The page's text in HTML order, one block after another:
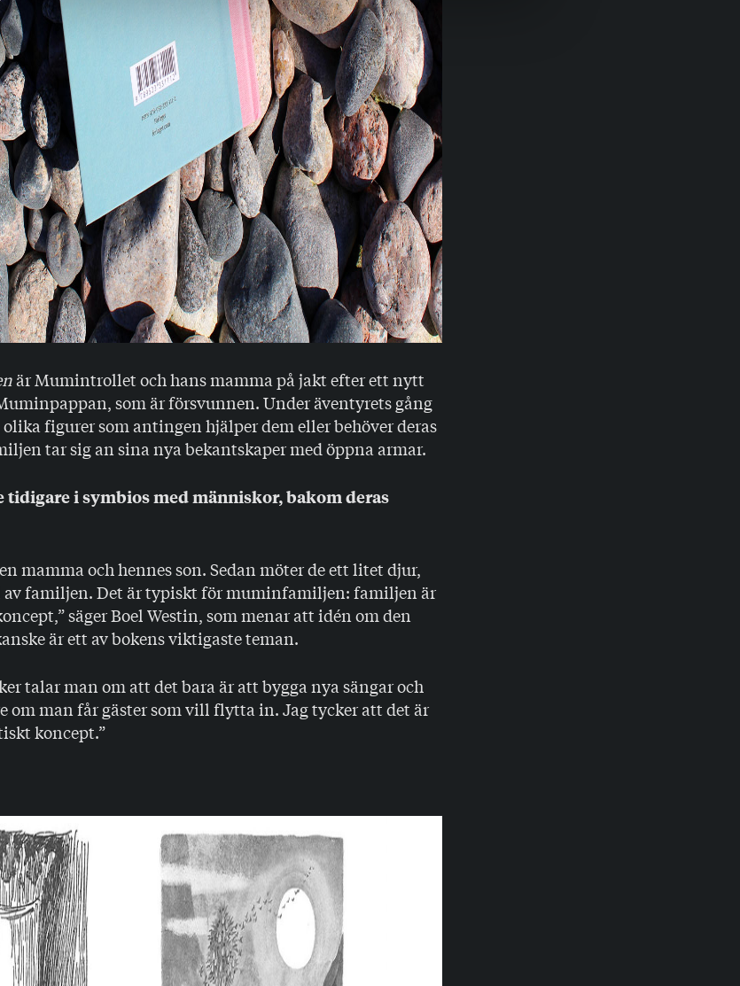
är Mumintrollet och hans mamma på jakt efter ett nytt
som är försvunnen. Under äventyrets gång
figurer som antingen hjälper dem eller behöver deras
tar sig an sina nya bekantskaper med öppna armar.
i symbios med människor, bakom deras
mamma och hennes son. Sedan möter de ett litet djur,
av familjen. Det är typiskt för muminfamiljen: familjen är
säger Boel Westin, som menar att idén om den
är ett av bokens viktigaste teman.
talar man om att det bara är att bygga nya sängar och
om man får gäster som vill flytta in. Jag tycker att det är
koncept.”